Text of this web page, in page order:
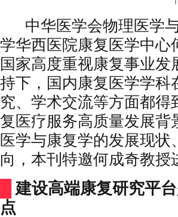
中华医学会物理医学
学华西医院康复医学中心
国家高度重视康复事业
持下，国内康复医学学科
究、学术交流等方面都得
复医疗服务高质量发展背
医学与康复学的发展现
向，本刊特邀何成奇教授
建设高端康复研究平
点